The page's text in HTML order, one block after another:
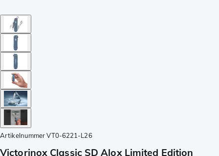
Artikelnummer VT0-6221-L26
Victorinox Classic SD Alox Limited Edition